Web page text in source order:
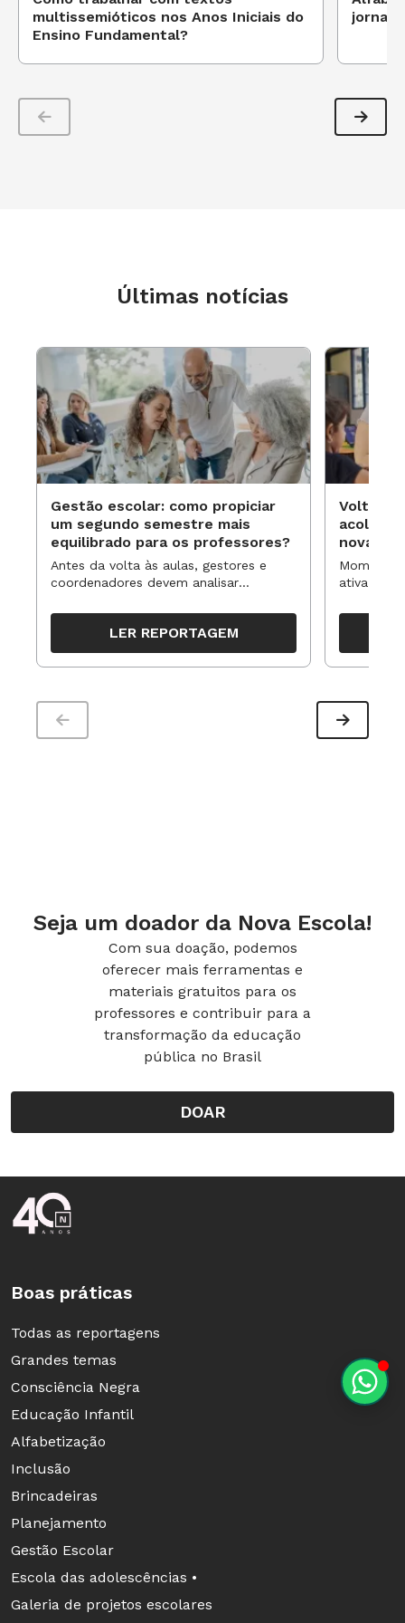
multissemióticos nos Anos Iniciais do
Ensino Fundamental?
Últimas notícias
Gestão escolar: como propiciar
um segundo semestre mais
equilibrado para os professores?
Antes da volta às aulas, gestores e
coordenadores devem analisar
organizar ações para orientar o
trabalho pedagógico ao longo do
período
LER REPORTAGEM
Volta às
novas
ativa
propostas
Seja um doador da Nova Escola!
Com sua doação, podemos
oferecer mais ferramentas e
materiais gratuitos para os
professores e contribuir para a
transformação da educação
pública no Brasil
DOAR
Rodapé da Nova Escola
Boas práticas
Todas as reportagens
Grandes temas
Consciência Negra
Educação Infantil
Alfabetização
Inclusão
Brincadeiras
Planejamento
Gestão Escolar
Escola das adolescências •
Galeria de projetos escolares